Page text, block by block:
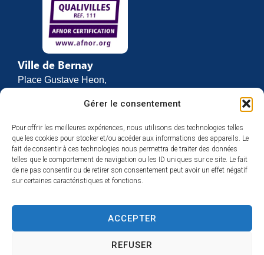
Gérer le consentement
Pour offrir les meilleures expériences, nous utilisons des technologies telles
que les cookies pour stocker et/ou accéder aux informations des appareils. Le
fait de consentir à ces technologies nous permettra de traiter des données
telles que le comportement de navigation ou les ID uniques sur ce site. Le fait
de ne pas consentir ou de retirer son consentement peut avoir un effet négatif
sur certaines caractéristiques et fonctions.
ACCEPTER
REFUSER
Ville de Bernay
Place Gustave Heon,
27307 BERNAY
02 32 46 63 00
Contact
Horaires d’ouverture
Du lundi au vendredi :
et de 13h30 à 17h